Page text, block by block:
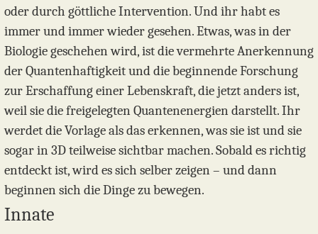
oder durch göttliche Intervention. Und ihr habt es
immer und immer wieder gesehen. Etwas, was in der
Biologie geschehen wird, ist die vermehrte Anerkennung
der Quantenhaftigkeit und die beginnende Forschung
zur Erschaffung einer Lebenskraft, die jetzt anders ist,
weil sie die freigelegten Quantenenergien darstellt. Ihr
werdet die Vorlage als das erkennen, was sie ist und sie
sogar in 3D teilweise sichtbar machen. Sobald es richtig
entdeckt ist, wird es sich selber zeigen – und dann
beginnen sich die Dinge zu bewegen.
Innate